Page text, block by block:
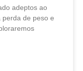
adeptos ao
perda de peso e